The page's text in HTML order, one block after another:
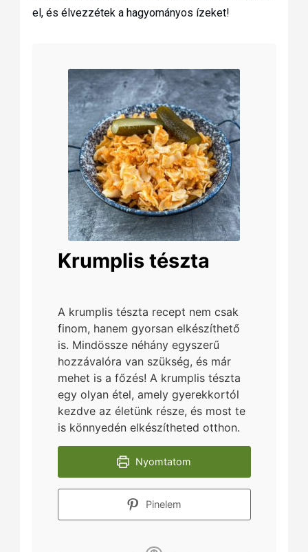
el, és élvezzétek a hagyományos ízeket!
Krumplis tészta
A krumplis tészta recept nem csak
finom, hanem gyorsan elkészíthető
is. Mindössze néhány egyszerű
hozzávalóra van szükség, és már
mehet is a főzés! A krumplis tészta
egy olyan étel, amely gyerekkortól
kezdve az életünk része, és most te
is könnyedén elkészítheted otthon.
Nyomtatom
Pinelem